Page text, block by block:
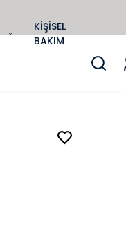
KİŞİSEL
BAKIM